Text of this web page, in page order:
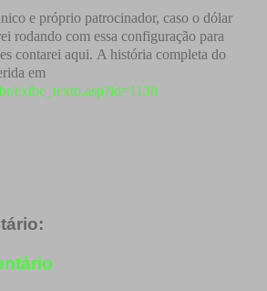
e próprio patrocinador, caso o dólar
rodando com essa configuração para
contarei aqui. A história completa do
em
exibe_texto.asp?id=1138